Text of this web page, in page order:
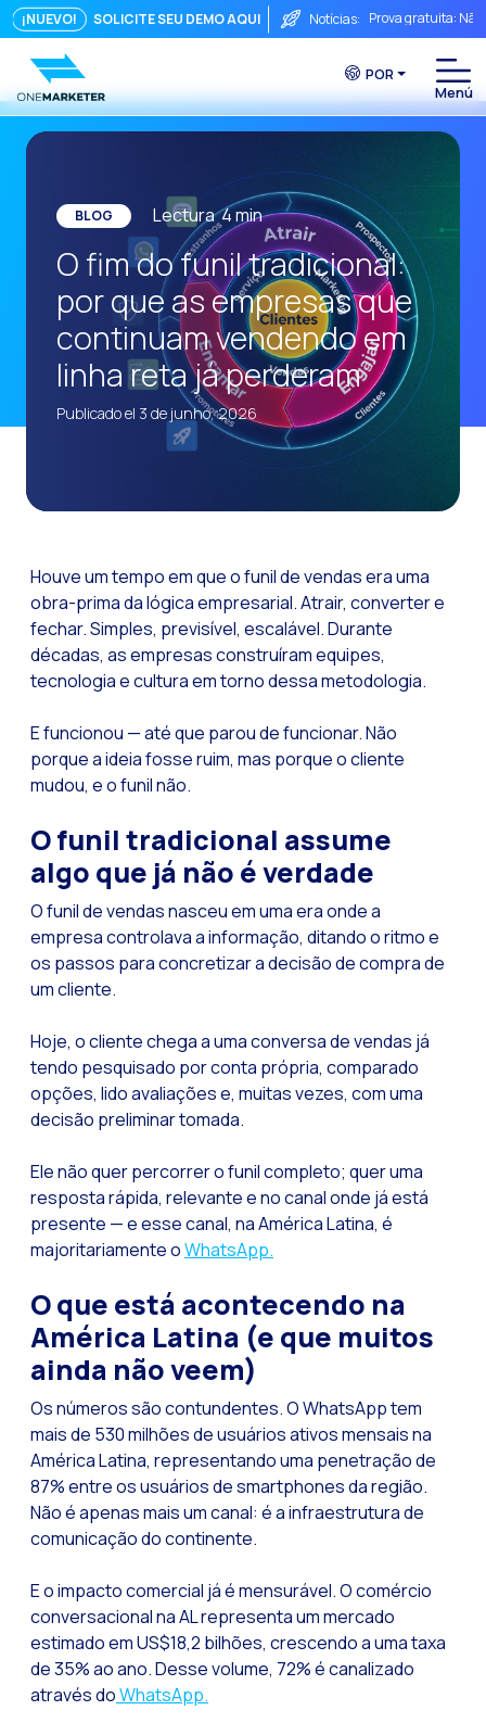
¡NUEVO! SOLICITE SEU DEMO AQUI Notícias: Prova gratuita:
Touchpoints: A
Do chat à
A conversa
O ROI de uma
Conversational
WhatsApp não é
O fim do funil
Maximizando o
Como um sistema
Da Conversa à
Funcionalidades-
Canal de Voz
Social CX: A chave
Automação: Como
WhatsApp
Implemente o
A voz do cliente:
Atendimento ao
Evolução do
Gerando maior
Atendimento ao
Banca 4.0: A
Transformando
Novas
Leads na mira da
Qual é a
Inteligência
Automatize a
POR
BLOG Lectura 4min
O fim do funil tradicional:
por que as empresas que
continuam vendendo em
linha reta já perderam
Publicado el 3 de junho, 2026
Houve um tempo em que o funil de vendas era uma
obra-prima da lógica empresarial. Atrair, converter e
fechar. Simples, previsível, escalável. Durante
décadas, as empresas construíram equipes,
tecnologia e cultura em torno dessa metodologia.
E funcionou — até que parou de funcionar. Não
porque a ideia fosse ruim, mas porque o cliente
mudou, e o funil não.
O funil tradicional assume
algo que já não é verdade
O funil de vendas nasceu em uma era onde a
empresa controlava a informação, ditando o ritmo e
os passos para concretizar a decisão de compra de
um cliente.
Hoje, o cliente chega a uma conversa de vendas já
tendo pesquisado por conta própria, comparado
opções, lido avaliações e, muitas vezes, com uma
decisão preliminar tomada.
Ele não quer percorrer o funil completo; quer uma
resposta rápida, relevante e no canal onde já está
presente — e esse canal, na América Latina, é
majoritariamente oWhatsApp.
O que está acontecendo na
América Latina (e que muitos
ainda não veem)
Os números são contundentes. O WhatsApp tem
mais de 530 milhões de usuários ativos mensais na
América Latina, representando uma penetração de
87% entre os usuários de smartphones da região.
Não é apenas mais um canal: é a infraestrutura de
comunicação do continente.
E o impacto comercial já é mensurável. O comércio
conversacional na AL representa um mercado
estimado em US$18,2 bilhões, crescendo a uma taxa
de 35% ao ano. Desse volume, 72% é canalizado
através doWhatsApp.